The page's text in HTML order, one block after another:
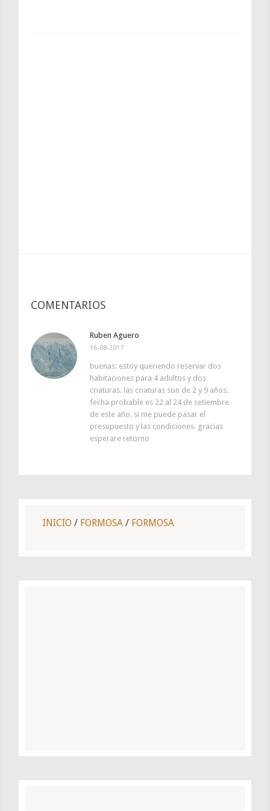
COMENTARIOS
Ruben Aguero
16-08-2017
buenas: estoy queriendo reservar dos
habitaciones para 4 adultos y dos
criaturas. las criaturas son de 2 y 9 años.
fecha probable es 22 al 24 de setiembre
de este año. si me puede pasar el
presupuesto y las condiciones. gracias
esperare retorno
INICIO / FORMOSA / FORMOSA